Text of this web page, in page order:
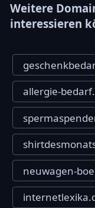
Weitere
interessieren
allergie-
neuwagen-